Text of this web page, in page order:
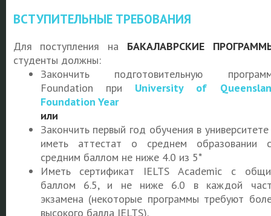
ВСТУПИТЕЛЬНЫЕ ТРЕБОВАНИЯ
Для поступления на БАКАЛАВРСКИЕ
студенты должны:
Закончить подготовительную
Foundation при University of
Foundation Year
или
Закончить первый год обучения в
иметь аттестат о среднем образовании
средним баллом не ниже 4.0 из 5*
Иметь сертификат IELTS Academic с
баллом 6.5, и не ниже 6.0 в каждой
экзамена (некоторые программы требуют
высокого балла IELTS).